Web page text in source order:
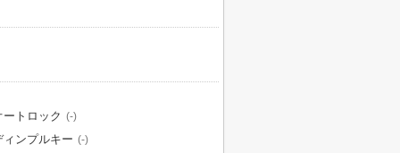
ートロック (-)
ィンプルキー (-)